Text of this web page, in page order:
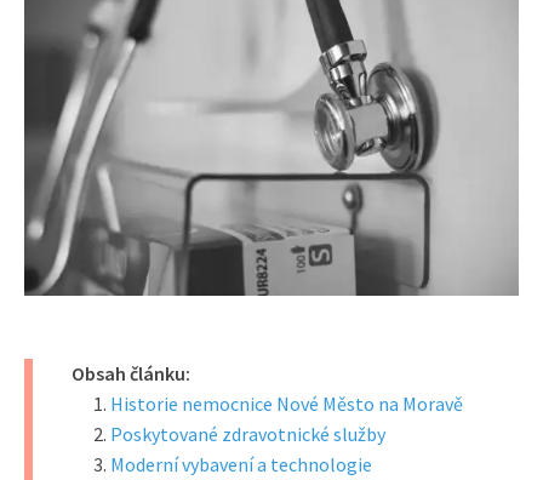
Obsah článku:
Historie nemocnice Nové Město na Moravě
Poskytované zdravotnické služby
Moderní vybavení a technologie